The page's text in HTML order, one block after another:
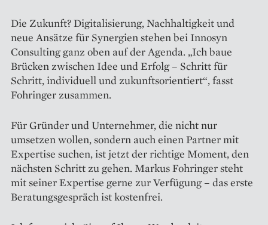
Die Zukunft? Digitalisierung, Nachhaltigkeit und
neue Ansätze für Synergien stehen bei Innosyn
Consulting ganz oben auf der Agenda. „Ich baue
Brücken zwischen Idee und Erfolg – Schritt für
Schritt, individuell und zukunftsorientiert“, fasst
Fohringer zusammen.
Für Gründer und Unternehmer, die nicht nur
umsetzen wollen, sondern auch einen Partner mit
Expertise suchen, ist jetzt der richtige Moment, den
nächsten Schritt zu gehen. Markus Fohringer steht
mit seiner Expertise gerne zur Verfügung – das erste
Beratungsgespräch ist kostenfrei.